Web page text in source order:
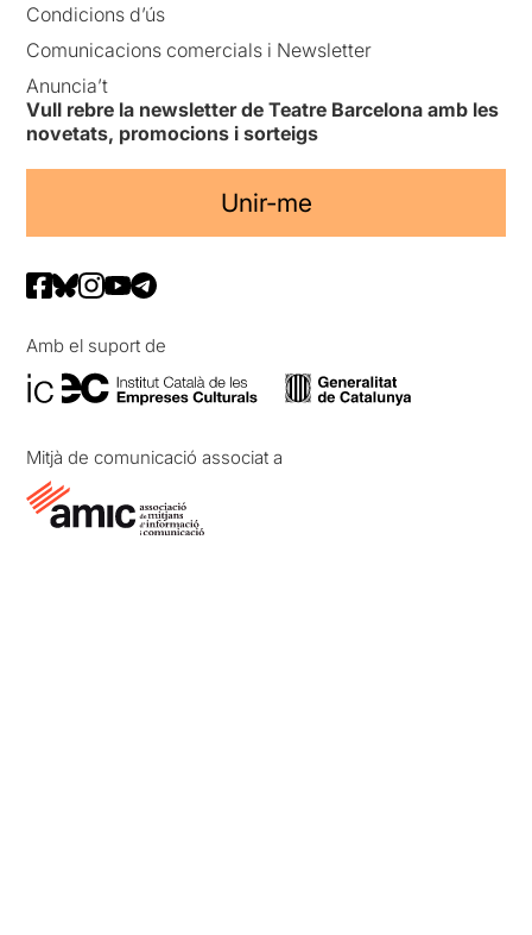
Condicions d’ús
Comunicacions comercials i Newsletter
Anuncia’t
Vull rebre la newsletter de Teatre Barcelona amb les
novetats, promocions i sorteigs
Unir-me
Amb el suport de
Mitjà de comunicació associat a